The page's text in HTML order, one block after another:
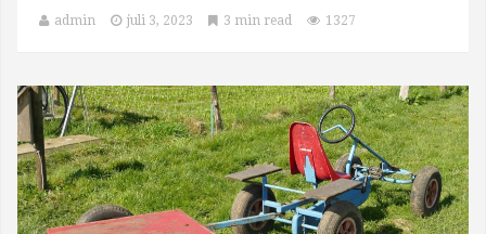
admin juli 3, 2023 3 min read 1327